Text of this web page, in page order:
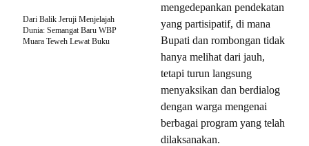
mengedepankan pendekatan
yang partisipatif, di mana
Bupati dan rombongan tidak
hanya melihat dari jauh,
tetapi turun langsung
menyaksikan dan berdialog
dengan warga mengenai
berbagai program yang telah
dilaksanakan.
Dari Balik Jeruji Menjelajah
Dunia: Semangat Baru WBP
Muara Teweh Lewat Buku